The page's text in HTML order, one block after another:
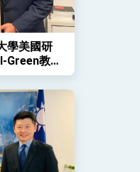
學美國研
Green教